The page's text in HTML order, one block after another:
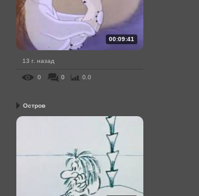
00:09:41
13 г. назад
0 0 0.0
Остров